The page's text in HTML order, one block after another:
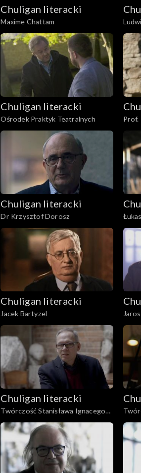
Chuligan literacki
Maxime Chattam
Chuligan literacki
Ośrodek Praktyk Teatralnych Prof.
Chuligan literacki
Dr Krzysztof Dorosz
Chuligan literacki
Jacek Bartyzel
Chuligan literacki
Twórczość Stanisława Ignacego
Witkiewicza, cz. 1